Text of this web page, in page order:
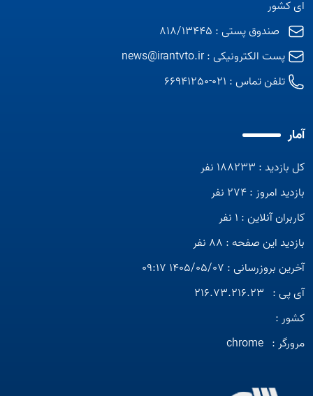
ای کشور
صندوق پستی : 818/13445
پست الکترونیکی :news@irantvto.ir
تلفن تماس : 021-66941250
آمار
کل بازدید : 188233 نفر
بازدید امروز : 274 نفر
کاربران آنلاین : 1 نفر
بازدید این صفحه : 88 نفر
آخرین بروزرسانی : 1405/05/07 09:17
آی پی : 216.73.216.23
کشور :
مرورگر : chrome